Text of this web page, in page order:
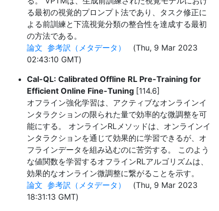
る最初の視覚的プロンプト法であり、タスク修正に
よる前訓練と下流視覚分類の整合性を達成する最初
の方法である。
論文 参考訳（メタデータ）
(Thu, 9 Mar 2023
02:43:10 GMT)
Cal-QL: Calibrated Offline RL Pre-Training for
Efficient Online Fine-Tuning [114.6]
オフライン強化学習は、アクティブなオンラインイ
ンタラクションの限られた量で効率的な微調整を可
能にする。 オンラインRLメソッドは、オンラインイ
ンタラクションを通じて効果的に学習できるが、オ
フラインデータを組み込むのに苦労する。 このよう
な値関数を学習するオフラインRLアルゴリズムは、
効果的なオンライン微調整に繋がることを示す。
論文 参考訳（メタデータ）
(Thu, 9 Mar 2023
18:31:13 GMT)